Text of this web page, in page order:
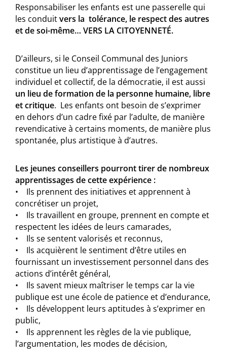
Responsabiliser les enfants est une passerelle qui
les conduitvers la tolérance, le respect des autres
et de soi-même… VERS LA CITOYENNETÉ.
D’ailleurs, si le Conseil Communal des Juniors
constitue un lieu d’apprentissage de l’engagement
individuel et collectif, de la démocratie, il est aussi
un lieu de formation de la personne humaine, libre
et critique. Les enfants ont besoin de s’exprimer
en dehors d’un cadre fixé par l’adulte, de manière
revendicative à certains moments, de manière plus
spontanée, plus artistique à d’autres.
Les jeunes conseillers pourront tirer de nombreux
apprentissages de cette expérience :
• Ils prennent des initiatives et apprennent à
concrétiser un projet,
• Ils travaillent en groupe, prennent en compte et
respectent les idées de leurs camarades,
• Ils se sentent valorisés et reconnus,
• Ils acquièrent le sentiment d’être utiles en
fournissant un investissement personnel dans des
actions d’intérêt général,
• Ils savent mieux maîtriser le temps car la vie
publique est une école de patience et d’endurance,
• Ils développent leurs aptitudes à s’exprimer en
public,
• Ils apprennent les règles de la vie publique,
l’argumentation, les modes de décision,